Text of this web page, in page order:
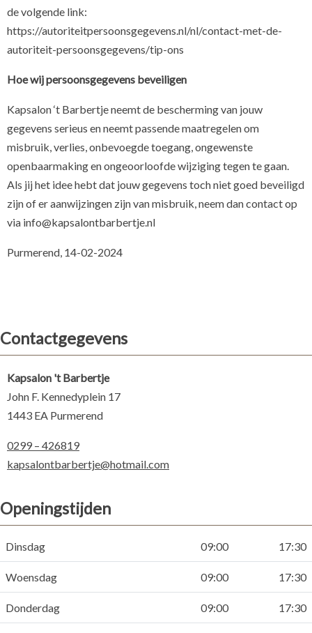
de volgende link:
https://autoriteitpersoonsgegevens.nl/nl/contact-met-de-
autoriteit-persoonsgegevens/tip-ons
Hoe wij persoonsgegevens beveiligen
Kapsalon ‘t Barbertje neemt de bescherming van jouw
gegevens serieus en neemt passende maatregelen om
misbruik, verlies, onbevoegde toegang, ongewenste
openbaarmaking en ongeoorloofde wijziging tegen te gaan.
Als jij het idee hebt dat jouw gegevens toch niet goed beveiligd
zijn of er aanwijzingen zijn van misbruik, neem dan contact op
via info@kapsalontbarbertje.nl
Purmerend, 14-02-2024
Contactgegevens
Kapsalon 't Barbertje
John F. Kennedyplein 17
1443 EA Purmerend
0299 – 426819
kapsalontbarbertje@hotmail.com
Openingstijden
Dinsdag 09:00 17:30
Woensdag 09:00 17:30
Donderdag 09:00 17:30